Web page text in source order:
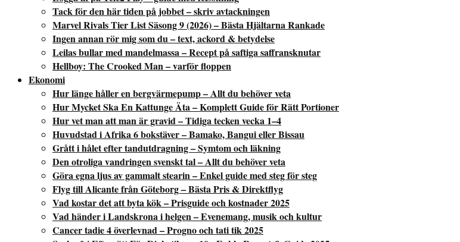
Tack för den här tiden på jobbet – skriv avtackningen
Marvel Rivals Tier List Säsong 9 (2026) – Bästa Hjältarna Rankade
Ingen annan rör mig som du – text, ackord & betydelse
Leilas bullar med mandelmassa – Recept på saftiga saffransknutar
Hellboy: The Crooked Man – varför floppen
Ekonomi
Hur länge håller en bergvärmepump – Allt du behöver veta
Hur Mycket Ska En Kattunge Äta – Komplett Guide för Rätt Portioner
Hur vet man att man är gravid – Tidiga tecken vecka 1–4
Huvudstad i Afrika 6 bokstäver – Bamako, Bangui eller Bissau
Grått i hålet efter tandutdragning – Symtom och läkning
Den otroliga vandringen svenskt tal – Allt du behöver veta
Göra egna ljus av gammalt stearin – Enkel guide med steg för steg
Flyg till Alicante från Göteborg – Bästa Pris & Direktflyg
Vad kostar det att byta kök – Prisguide och kostnader 2025
Vad händer i Landskrona i helgen – Evenemang, musik och kultur
Cancer tadie 4 överlevnad – Progno och tati tik 2025